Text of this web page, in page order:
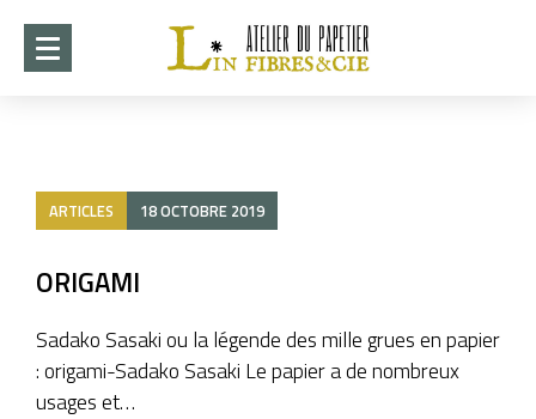
CRÉATIONS
COLLABORATIONS
STAGES 2026-2027
EXPOSITION ITO 2026
ARTICLES 18 OCTOBRE 2019
ORIGAMI
Sadako Sasaki ou la légende des mille grues en papier
: origami-Sadako Sasaki Le papier a de nombreux
usages et…